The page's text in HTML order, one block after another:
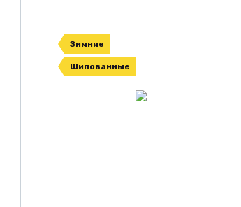
Зимние
Шипованные